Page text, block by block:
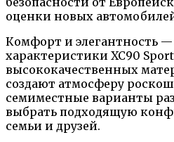
оценки новых
Комфорт и элегантность —
характеристики XC90
высококачественных
создают атмосферу
семиместные варианты
выбрать подходящую
семьи и друзей.